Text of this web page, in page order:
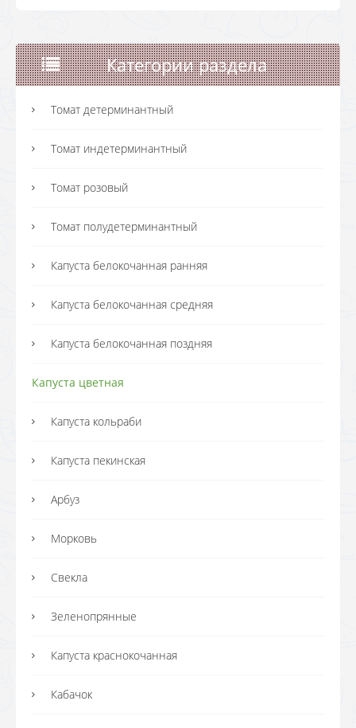
Категории раздела
Томат детерминантный
Томат индетерминантный
Томат розовый
Томат полудетерминантный
Капуста белокочанная ранняя
Капуста белокочанная средняя
Капуста белокочанная поздняя
Капуста цветная
Капуста кольраби
Капуста пекинская
Арбуз
Морковь
Свекла
Зеленопрянные
Капуста краснокочанная
Кабачок